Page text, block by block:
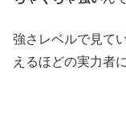
強さレベルで見て
えるほどの実力者